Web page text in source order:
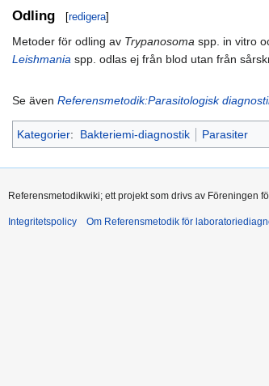
Odling [redigera]
Metoder för odling av Trypanosoma spp. in vitro
Leishmania spp. odlas ej från blod utan från
Se även Referensmetodik:Parasitologisk
Kategorier: Bakteriemi-diagnostik Parasiter
Referensmetodikwiki; ett projekt som drivs av Föreningen
Integritetspolicy Om Referensmetodik för